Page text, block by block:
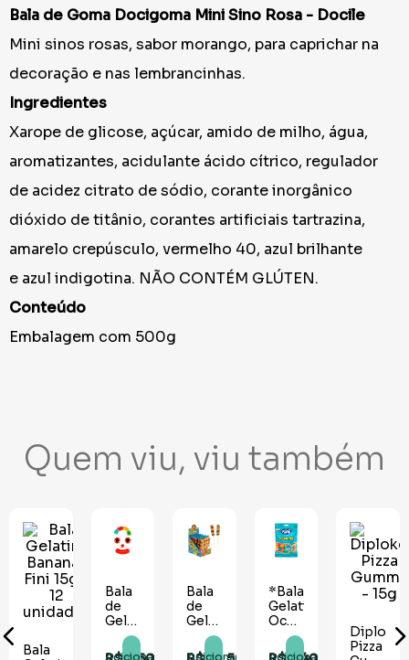
Bala de Goma Docigoma Mini Sino Rosa - Docile
Mini sinos rosas, sabor morango, para caprichar na
decoração e nas lembrancinhas.
Ingredientes
Xarope de glicose, açúcar, amido de milho, água,
aromatizantes, acidulante ácido cítrico, regulador
de acidez citrato de sódio, corante inorgânico
dióxido de titânio, corantes artificiais tartrazina,
amarelo crepúsculo, vermelho 40, azul brilhante
e azul indigotina. NÃO CONTÉM GLÚTEN.
Conteúdo
Embalagem com 500g
Quem viu, viu também
Bala
Gelatina
Bananas
15g -
Adicionar
Bala
de
Gelatina
Palhacito
Gummy
Adicionar
Bala
de
Gelatina
Burger
Lito -
Adicionar
*Bala
Gelatina
Oceanitos
80g -
Fini
Adicionar
Diploko
- 15g
Adicionar